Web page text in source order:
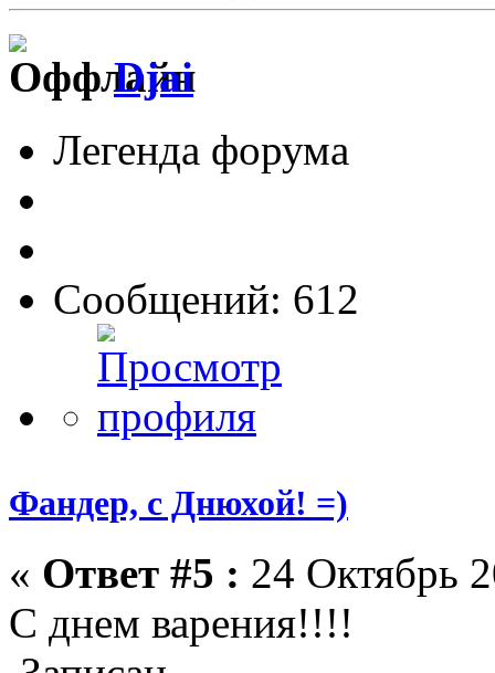
Djai
Легенда форума
Сообщений: 612
Фандер, с Днюхой! =)
« Ответ #5 : 24 Октябрь
С днем варения!!!!